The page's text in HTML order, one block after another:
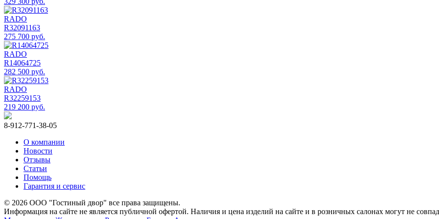
RADO
R32091163
275 700 руб.
RADO
R14064725
282 500 руб.
RADO
R32259153
219 200 руб.
8-912-771-38-05
О компании
Новости
Отзывы
Статьи
Помощь
Гарантия и сервис
© 2026 ООО "Гостиный двор" все права защищены.
Информация на сайте не является публичной офертой. Наличия и цена изделий на сайте и в розничных салонах могут не